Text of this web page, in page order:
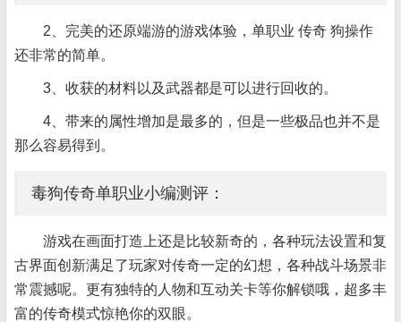
2、完美的还原端游的游戏体验，单职业 传奇 狗操作
还非常的简单。
3、收获的材料以及武器都是可以进行回收的。
4、带来的属性增加是最多的，但是一些极品也并不是
那么容易得到。
毒狗传奇单职业小编测评：
游戏在画面打造上还是比较新奇的，各种玩法设置和复
古界面创新满足了玩家对传奇一定的幻想，各种战斗场景非
常震撼呢。更有独特的人物和互动关卡等你解锁哦，超多丰
富的传奇模式惊艳你的双眼。